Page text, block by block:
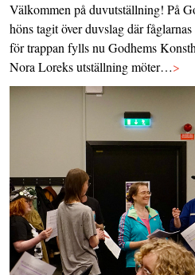
Välkommen på duvutställning! På
höns tagit över duvslag där
för trappan fylls nu Godhems
Nora Loreks utställning möter…>